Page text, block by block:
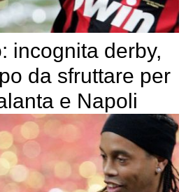
incognita derby,
da sfruttare per
e Napoli